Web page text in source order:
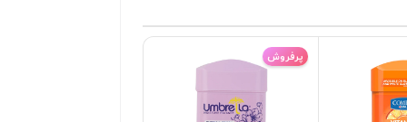
پرفروش